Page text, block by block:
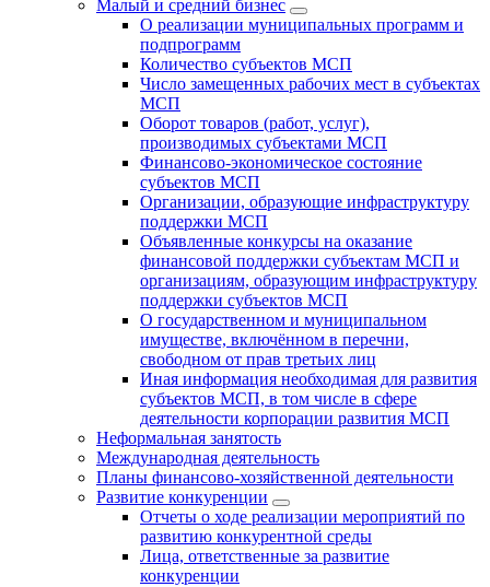
Малый и средний бизнес
О реализации муниципальных программ и
подпрограмм
Количество субъектов МСП
Число замещенных рабочих мест в субъектах
МСП
Оборот товаров (работ, услуг),
производимых субъектами МСП
Финансово-экономическое состояние
субъектов МСП
Организации, образующие инфраструктуру
поддержки МСП
Объявленные конкурсы на оказание
финансовой поддержки субъектам МСП и
организациям, образующим инфраструктуру
поддержки субъектов МСП
О государственном и муниципальном
имуществе, включённом в перечни,
свободном от прав третьих лиц
Иная информация необходимая для развития
субъектов МСП, в том числе в сфере
деятельности корпорации развития МСП
Неформальная занятость
Международная деятельность
Планы финансово-хозяйственной деятельности
Развитие конкуренции
Отчеты о ходе реализации мероприятий по
развитию конкурентной среды
Лица, ответственные за развитие
конкуренции